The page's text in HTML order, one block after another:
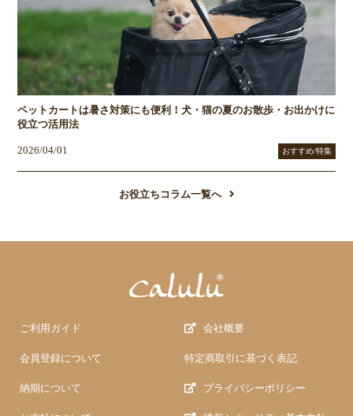
ペットカートは暑さ対策にも便利！犬・猫の夏のお散歩・お出かけに
役立つ活用法
2026/04/01 おすすめ/特集
お役立ちコラム一覧へ
ご利用ガイド
会員登録について
納期について
会社概要
特定商取引に基づく表記
プライバシーポリシー